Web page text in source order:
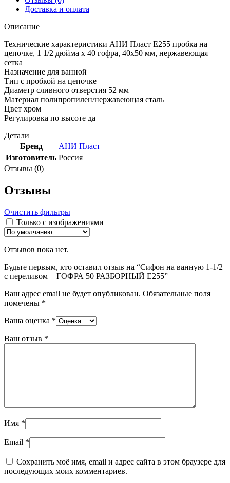
Доставка и оплата
Описание
Технические характеристики АНИ Пласт E255 пробка на
цепочке, 1 1/2 дюйма x 40 гофра, 40х50 мм, нержавеющая
сетка
Назначение для ванной
Тип с пробкой на цепочке
Диаметр сливного отверстия 52 мм
Материал полипропилен/нержавеющая сталь
Цвет хром
Регулировка по высоте да
Детали
Бренд
АНИ Пласт
Изготовитель Россия
Отзывы (0)
Отзывы
Очистить фильтры
Только с изображениями
Отзывов пока нет.
Будьте первым, кто оставил отзыв на “Сифон на ванную 1-1/2
с переливом + ГОФРА 50 РАЗБОРНЫЙ Е255”
Ваш адрес email не будет опубликован. Обязательные поля
помечены *
Ваша оценка *
Ваш отзыв *
Имя *
Email *
Сохранить моё имя, email и адрес сайта в этом браузере для
последующих моих комментариев.